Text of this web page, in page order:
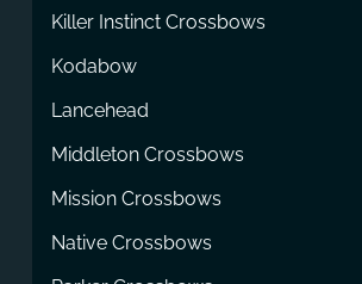
Killer Instinct Crossbows
Kodabow
Lancehead
Middleton Crossbows
Mission Crossbows
Native Crossbows